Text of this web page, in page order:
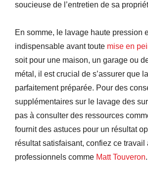
soucieuse de l’entretien de sa
En somme, le lavage haute pression
indispensable avant toute mise en
soit pour une maison, un garage ou
métal, il est crucial de s’assurer que
parfaitement préparée. Pour des
supplémentaires sur le lavage des
pas à consulter des ressources
fournit des astuces pour un résultat
résultat satisfaisant, confiez ce travail
professionnels comme Matt Touveron.